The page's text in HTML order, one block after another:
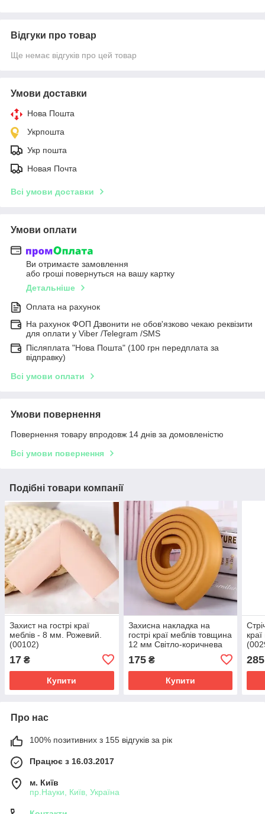
Відгуки про товар
Ще немає відгуків про цей товар
Умови доставки
Нова Пошта
Укрпошта
Укр пошта
Новая Почта
Всі умови доставки
Умови оплати
Ви отримаєте замовлення
або гроші повернуться на вашу картку
Детальніше
Оплата на рахунок
На рахунок ФОП Дзвонити не обов'язково чекаю реквізити
для оплати у Viber /Telegram /SMS
Післяплата "Нова Пошта" (100 грн передплата за
відправку)
Всі умови оплати
Умови повернення
Повернення товару впродовж 14 днів за домовленістю
Всі умови повернення
Подібні товари компанії
Захист на гострі краї
меблів - 8 мм. Рожевий.
(00102)
17 ₴
Купити
Захисна накладка на
гострі краї меблів товщина
12 мм Світло-коричнева
175₴
Купити
285
Про нас
100% позитивних з 155 відгуків за рік
Працює з 16.03.2017
м. Київ
пр.Науки, Київ, Україна